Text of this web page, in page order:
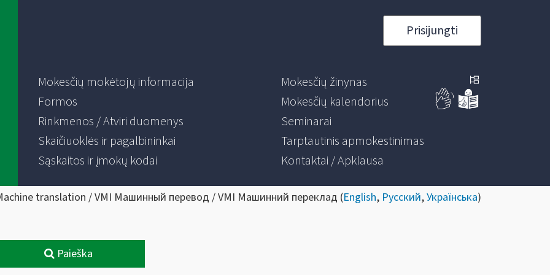
Prisijungti
Mokesčių mokėtojų informacija
Formos
Rinkmenos / Atviri duomenys
Skaičiuoklės ir pagalbininkai
Sąskaitos ir įmokų kodai
Mokesčių žinynas
Mokesčių kalendorius
Seminarai
Tarptautinis apmokestinimas
Kontaktai / Apklausa
translation / VMI Машинный перевод / VMI Машинний переклад (English, Русский,Українська)
Paieška